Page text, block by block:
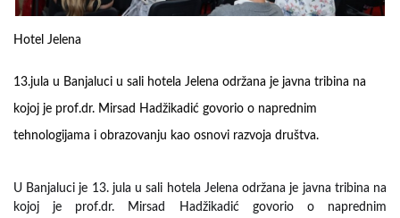
Hotel Jelena
13.jula u Banjaluci u sali hotela Jelena održana je javna tribina na
kojoj je prof.dr. Mirsad Hadžikadić govorio o naprednim
tehnologijama i obrazovanju kao osnovi razvoja društva.
U Banjaluci je 13. jula u sali hotela Jelena održana je javna tribina na
kojoj je prof.dr. Mirsad Hadžikadić govorio o naprednim